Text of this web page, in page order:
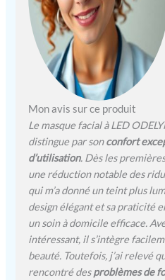
Mon avis sur ce produit
Le masque facial à LED
distingue par sonconfort
d’utilisation. Dès les
une réduction notable des
qui m’a donné un teint plus
design élégant et sa praticité
un soin à domicile efficace.
intéressant, il s’intègre
beauté. Toutefois, j’ai relevé
rencontré desproblèmes de